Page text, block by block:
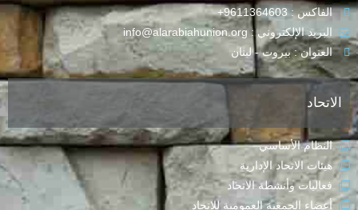
الفاكس : 9611364603+
البريد الإلكتروني : info@alarabiahunion.org
العنوان : بيروت - لبنان
الاتحاد
النظام الأساسي
هيئات الاتحاد الإدارية
فعاليات وأنشطة الاتحاد
أعضاء الجمعية العمومية للاتحاد